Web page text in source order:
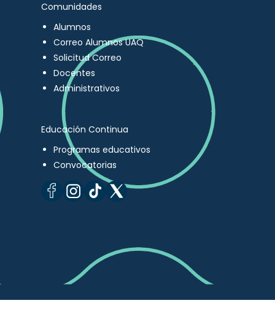
Comunidades
Alumnos
Correo Alumnos UAQ
Solicitud Correo
Docentes
Administrativos
Educación Continua
Programas educativos
Convocatorias